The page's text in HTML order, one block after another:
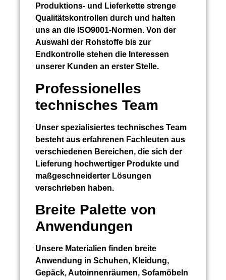
Produktions- und Lieferkette strenge
Qualitätskontrollen durch und halten
uns an die ISO9001-Normen. Von der
Auswahl der Rohstoffe bis zur
Endkontrolle stehen die Interessen
unserer Kunden an erster Stelle.
Professionelles
technisches Team
Unser spezialisiertes technisches Team
besteht aus erfahrenen Fachleuten aus
verschiedenen Bereichen, die sich der
Lieferung hochwertiger Produkte und
maßgeschneiderter Lösungen
verschrieben haben.
Breite Palette von
Anwendungen
Unsere Materialien finden breite
Anwendung in Schuhen, Kleidung,
Gepäck, Autoinnenräumen, Sofamöbeln